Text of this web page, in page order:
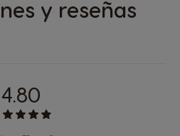
y reseñas
4.80